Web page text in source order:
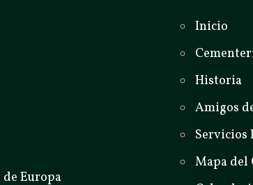
Inicio
Historia
Amigos
Servicios
Mapa del